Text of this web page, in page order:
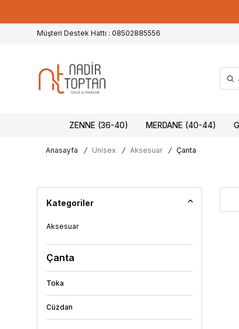
Müşteri Destek Hattı : 08502885556
ZENNE (36-40) MERDANE (40-44)
Anasayfa / Unisex / Aksesuar / Çanta
Kategoriler
Aksesuar
Çanta
Toka
Cüzdan